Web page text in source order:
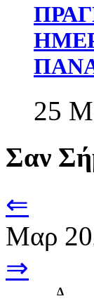
25
Σαν
⇐
Μαρ
⇒
Δ